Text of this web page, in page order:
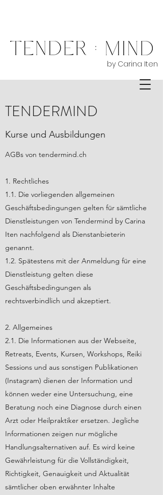
by Carina Iten
TENDERMIND
Kurse und Ausbildungen
AGBs von tendermind.ch
1. Rechtliches
1.1. Die vorliegenden allgemeinen
Geschäftsbedingungen gelten für sämtliche
Dienstleistungen von Tendermind by Carina
Iten nachfolgend als Dienstanbieterin
genannt.
1.2. Spätestens mit der Anmeldung für eine
Dienstleistung gelten diese
Geschäftsbedingungen als
rechtsverbindlich und akzeptiert.
2. Allgemeines
2.1. Die Informationen aus der Webseite,
Retreats, Events, Kursen, Workshops, Reiki
Sessions und aus sonstigen Publikationen
(Instagram) dienen der Information und
können weder eine Untersuchung, eine
Beratung noch eine Diagnose durch einen
Arzt oder Heilpraktiker ersetzen. Jegliche
Informationen zeigen nur mögliche
Handlungsalternativen auf. Es wird keine
Gewährleistung für die Vollständigkeit,
Richtigkeit, Genauigkeit und Aktualität
sämtlicher oben erwähnter Inhalte